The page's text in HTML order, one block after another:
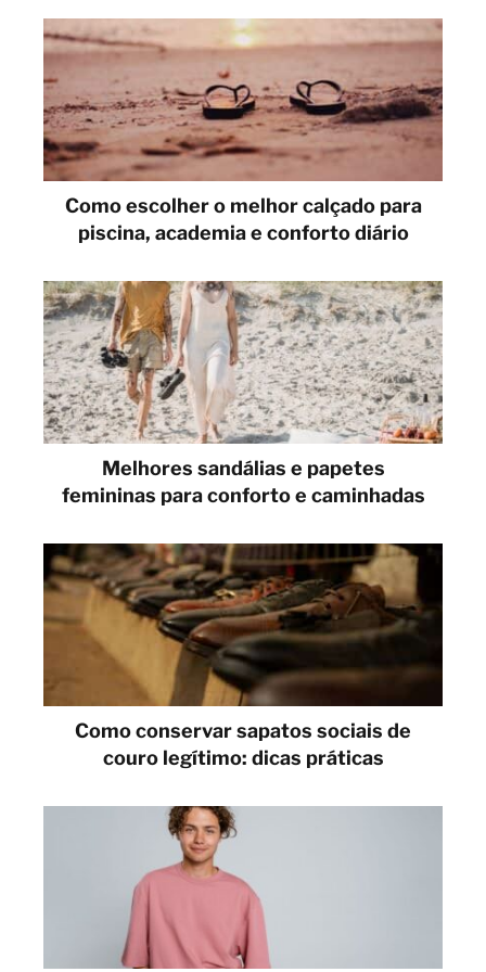
Como escolher o melhor calçado para
piscina, academia e conforto diário
Melhores sandálias e papetes
femininas para conforto e caminhadas
Como conservar sapatos sociais de
couro legítimo: dicas práticas